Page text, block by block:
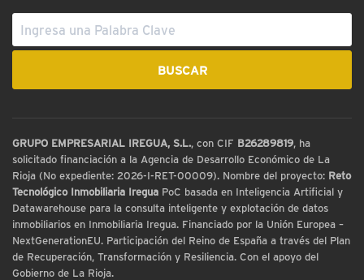
GRUPO EMPRESARIAL IREGUA, S.L., con CIF B26289819, ha
solicitado financiación a la Agencia de Desarrollo Económico de La
Rioja (No expediente: 2026-I-RET-00009). Nombre del proyecto: Reto
Tecnológico Inmobiliaria Iregua PoC basada en Inteligencia Artificial y
Datawarehouse para la consulta inteligente y explotación de datos
inmobiliarios en Inmobiliaria Iregua. Financiado por la Unión Europea –
NextGenerationEU. Participación del Reino de España a través del Plan
de Recuperación, Transformación y Resiliencia. Con el apoyo del
Gobierno de La Rioja.